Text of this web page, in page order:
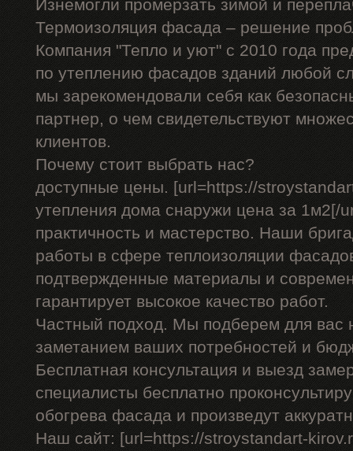
Изнемогли промерзать зимой и
Термоизоляция фасада – решение
Компания "Тепло и уют" с 2010 года
по утеплению фасадов зданий любой
мы зарекомендовали себя как
партнер, о чем свидетельствуют
клиентов.
Почему стоит выбрать нас?
доступные цены. [url=https://
утепления дома снаружи цена за 1м2[/
практичность и мастерство. Наши
работы в сфере теплоизоляции
подтвержденные материалы и
гарантирует высокое качество работ.
Частный подход. Мы подберем для вас
заметанием ваших потребностей и
Бесплатная консультация и выезд
специалисты бесплатно
обогрева фасада и произведут
Наш сайт: [url=https://stroystandart-